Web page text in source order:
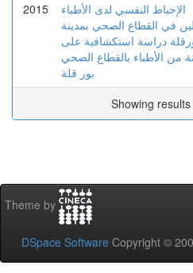
2015
الإحباط النفسي لدى الأطباء
في القطاع الصحي بمدينة
دراسة استكشافية على
من الأطباء بالقطاع الصحي
بور قلة
Showing
Theme by
DSpace Software Copyright ©